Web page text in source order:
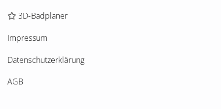
3D-Badplaner
Impressum
Datenschutzerklärung
AGB